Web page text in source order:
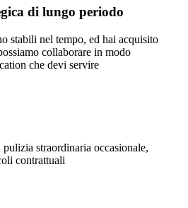
di lungo periodo
stabili nel tempo, ed hai acquisito
collaborare in modo
che devi servire
straordinaria occasionale,
contrattuali